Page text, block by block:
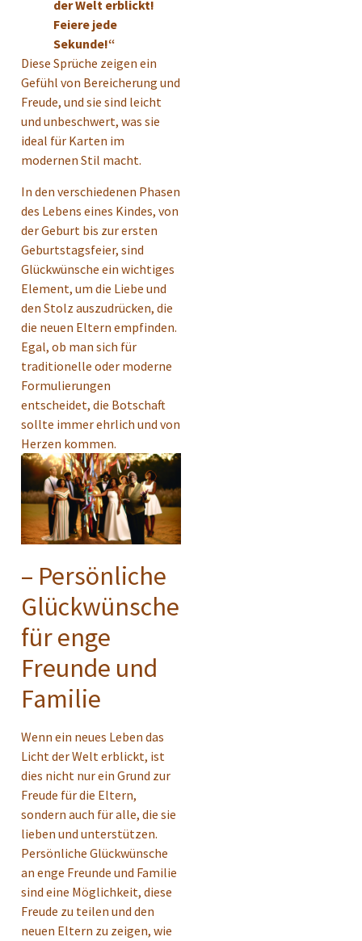
der Welt erblickt!
Feiere jede
Sekunde!“
Diese Sprüche zeigen ein
Gefühl von Bereicherung und
Freude, und sie sind leicht
und unbeschwert, was sie
ideal für Karten im
modernen Stil macht.
In den verschiedenen Phasen
des Lebens eines Kindes, von
der Geburt bis zur ersten
Geburtstagsfeier, sind
Glückwünsche ein wichtiges
Element, um die Liebe und
den Stolz auszudrücken, die
die neuen Eltern empfinden.
Egal, ob man sich für
traditionelle oder moderne
Formulierungen
entscheidet, die Botschaft
sollte immer ehrlich und von
Herzen kommen.
– Persönliche
Glückwünsche
für enge
Freunde und
Familie
Wenn ein neues Leben das
Licht der Welt erblickt, ist
dies nicht nur ein Grund zur
Freude für die Eltern,
sondern auch für alle, die sie
lieben und unterstützen.
Persönliche Glückwünsche
an enge Freunde und Familie
sind eine Möglichkeit, diese
Freude zu teilen und den
neuen Eltern zu zeigen, wie